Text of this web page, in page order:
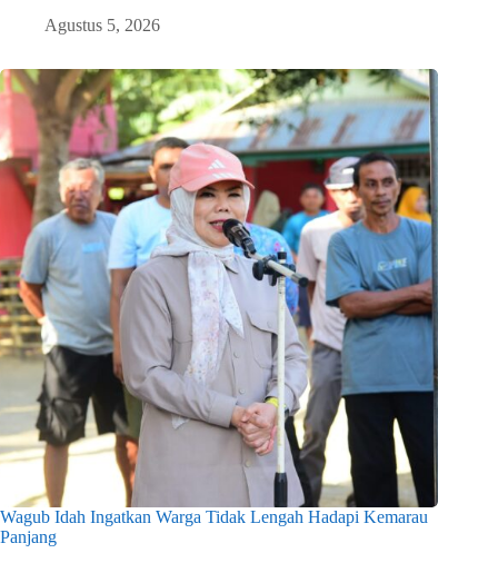
Agustus 5, 2026
Wagub Idah Ingatkan Warga Tidak Lengah Hadapi Kemarau
Panjang